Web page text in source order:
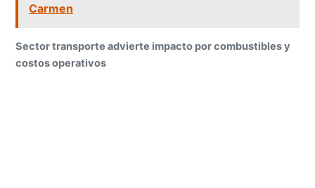
Carmen
Sector transporte advierte impacto por combustibles y
costos operativos